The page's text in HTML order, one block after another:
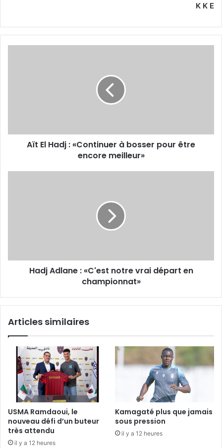
K K E
être
encoreAït El Hadj : «Continuer à bosser pour être
encore meilleur»
championnat»
Hadj Adlane : «C'est notre vrai départ en
championnat»
Articles similaires
USMA Ramdaoui, le
nouveau défi d’un buteur
très attendu
il y a 12 heures
Kamagaté plus que jamais
sous pression
il y a 12 heures